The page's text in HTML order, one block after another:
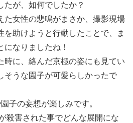
たが、如何でしたか？
た女性の悲鳴がまさか、撮影現場
助けようと行動したことで、ま
になりましたね！
時に、絡んだ京極の姿にも見てい
そうな園子が可愛らしかったで
子の妄想が楽しみです。
殺害された事でどんな展開にな